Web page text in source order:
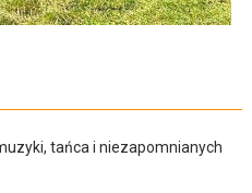
tańca i niezapomnianych